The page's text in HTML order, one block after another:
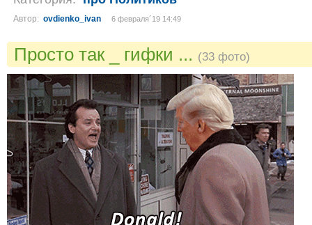
Автор: ovdienko_ivan 6 февраля´19 14:49
Просто так _ гифки ... (33 фото)